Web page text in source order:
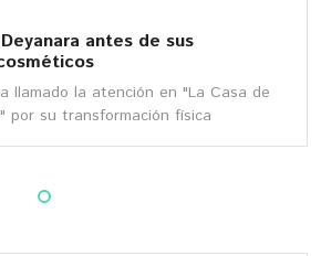
antes de sus
llamado la atención en "La Casa de
por su transformación física